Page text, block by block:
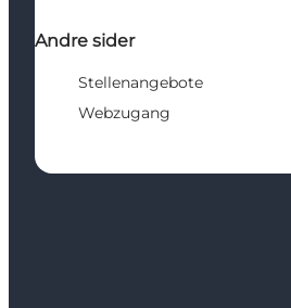
Andre sider
Stellenangebote
Webzugang